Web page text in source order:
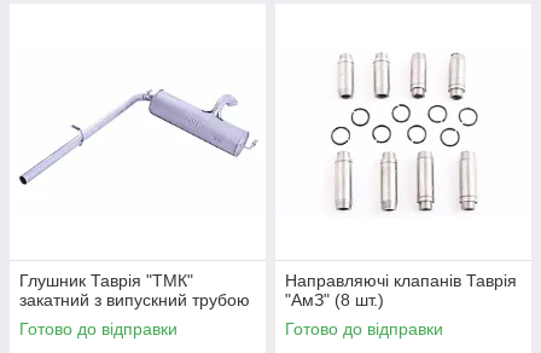
Глушник Таврія "ТМК"
закатний з випускний трубою
Готово до відправки
Направляючі клапанів Таврія
"АмЗ" (8 шт.)
Готово до відправки